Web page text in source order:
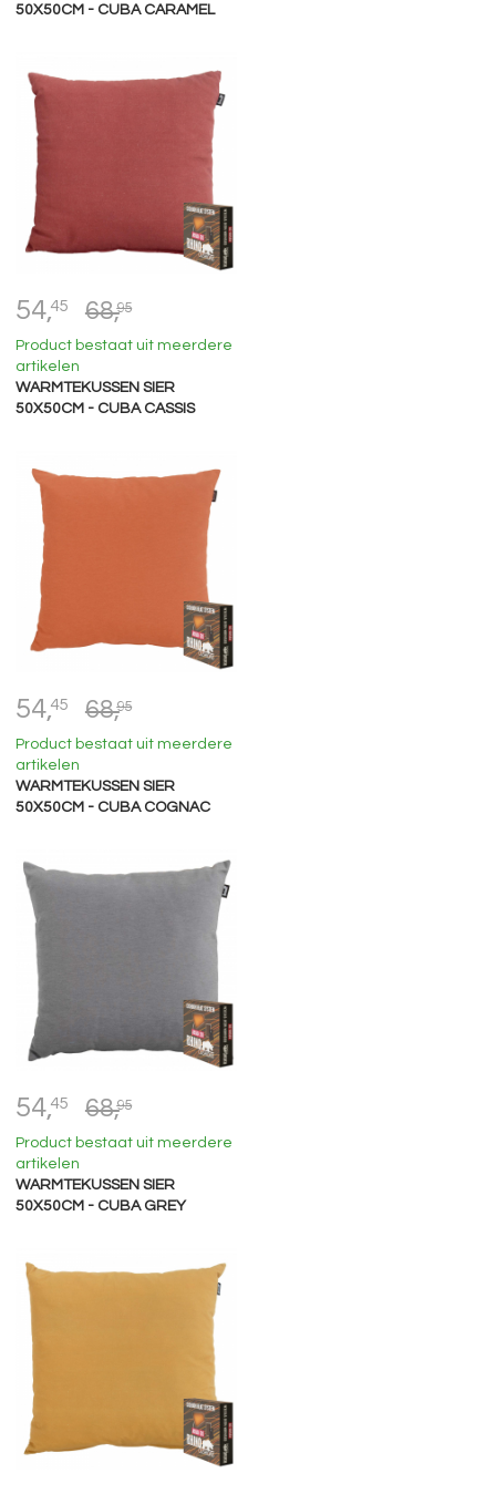
50X50CM - CUBA CARAMEL
54,45 68,95
Product bestaat uit meerdere
artikelen
WARMTEKUSSEN SIER
50X50CM - CUBA CASSIS
54,45 68,95
Product bestaat uit meerdere
artikelen
WARMTEKUSSEN SIER
50X50CM - CUBA COGNAC
54,45 68,95
Product bestaat uit meerdere
artikelen
WARMTEKUSSEN SIER
50X50CM - CUBA GREY